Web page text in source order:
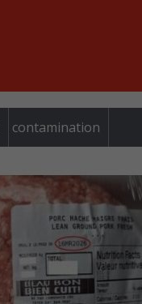
contamination